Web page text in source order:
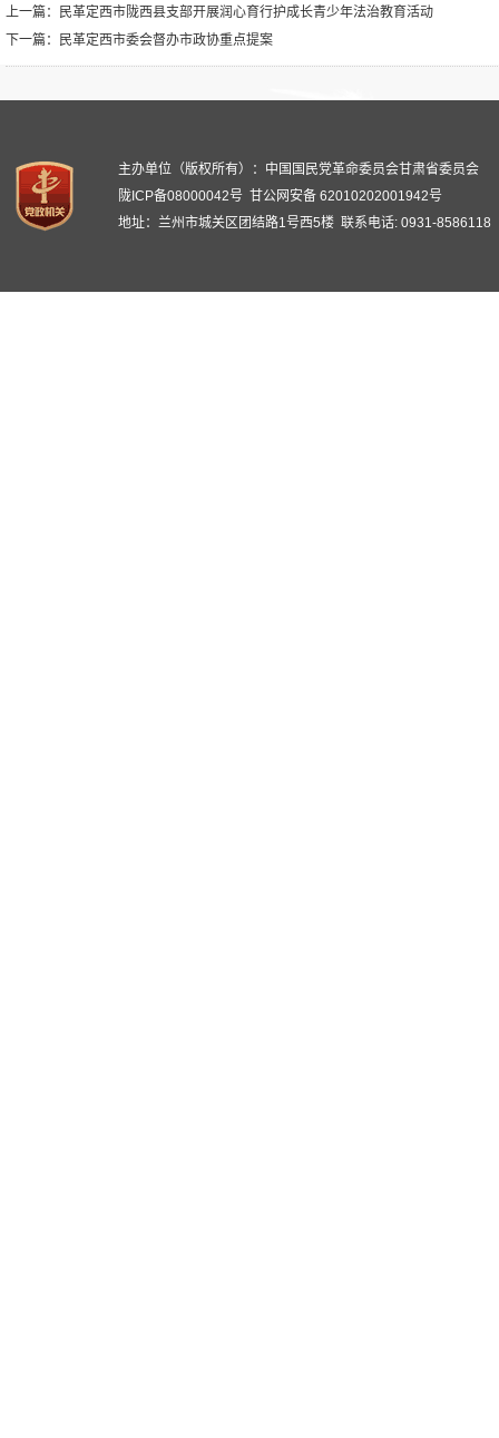
上一篇：
民革定西市陇西县支部开展润心育行护成长青少年法治教育活动
下一篇：
民革定西市委会督办市政协重点提案
主办单位（版权所有）：中国国民党革命委员会甘肃省委员会
陇ICP备08000042号 甘公网安备 62010202001942号
地址：兰州市城关区团结路1号西5楼 联系电话: 0931-8586118